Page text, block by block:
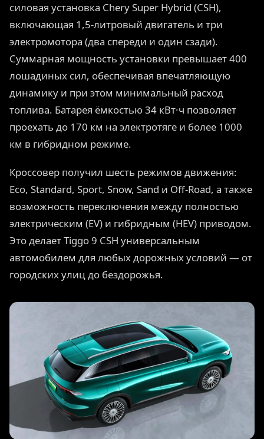
силовая установка Chery Super Hybrid (CSH),
включающая 1,5-литровый двигатель и три
электромотора (два спереди и один сзади).
Суммарная мощность установки превышает 400
лошадиных сил, обеспечивая впечатляющую
динамику и при этом минимальный расход
топлива. Батарея ёмкостью 34 кВт·ч позволяет
проехать до 170 км на электротяге и более 1000
км в гибридном режиме.
Кроссовер получил шесть режимов движения:
Eco, Standard, Sport, Snow, Sand и Off-Road, а также
возможность переключения между полностью
электрическим (EV) и гибридным (HEV) приводом.
Это делает Tiggo 9 CSH универсальным
автомобилем для любых дорожных условий — от
городских улиц до бездорожья.